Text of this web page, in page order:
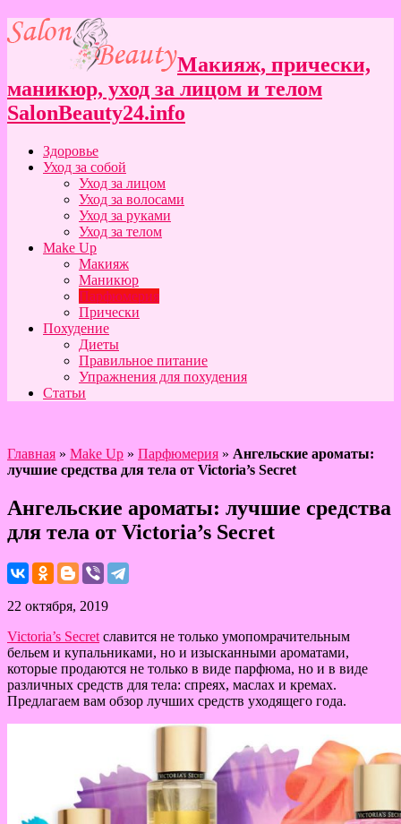
Макияж, прически,
маникюр, уход за лицом и телом
SalonBeauty24.info
Здоровье
Уход за собой
Уход за лицом
Уход за волосами
Уход за руками
Уход за телом
Make Up
Макияж
Маникюр
Парфюмерия
Прически
Похудение
Диеты
Правильное питание
Упражнения для похудения
Статьи
Главная » Make Up » Парфюмерия » Ангельские ароматы:
лучшие средства для тела от Victoria’s Secret
Ангельские ароматы: лучшие средства
для тела от Victoria’s Secret
22 октября, 2019
Victoria’s Secret славится не только умопомрачительным
бельем и купальниками, но и изысканными ароматами,
которые продаются не только в виде парфюма, но и в виде
различных средств для тела: спреях, маслах и кремах.
Предлагаем вам обзор лучших средств уходящего года.